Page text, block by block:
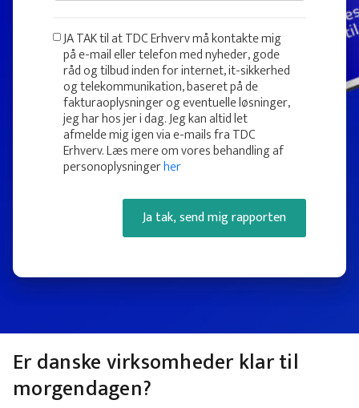
JA TAK til at TDC Erhverv må kontakte mig
på e-mail eller telefon med nyheder, gode
råd og tilbud inden for internet, it-sikkerhed
og telekommunikation, baseret på de
fakturaoplysninger og eventuelle løsninger,
jeg har hos jer i dag. Jeg kan altid let
afmelde mig igen via e-mails fra TDC
Erhverv. Læs mere om vores behandling af
personoplysningerher
Ja tak, send mig rapporten
Er danske virksomheder klar til
morgendagen?